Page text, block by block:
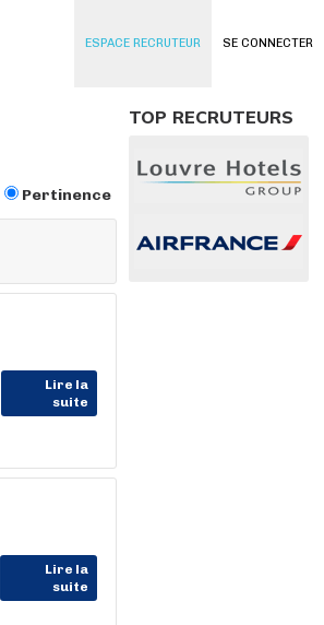
SE CONNECTER
ESPACE RECRUTEUR
Pertinence
Lire la
suite
Lire la
suite
TOP RECRUTEURS